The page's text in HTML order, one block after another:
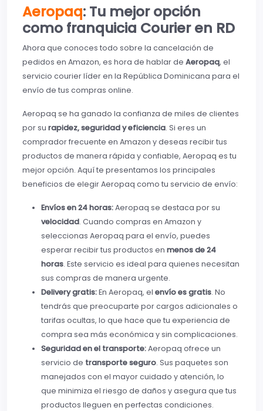
Aeropaq: Tu mejor opción
como franquicia Courier en RD
Ahora que conoces todo sobre la cancelación de
pedidos en Amazon, es hora de hablar de Aeropaq, el
servicio courier líder en la República Dominicana para el
envío de tus compras online.
Aeropaq se ha ganado la confianza de miles de clientes
por su rapidez, seguridad y eficiencia. Si eres un
comprador frecuente en Amazon y deseas recibir tus
productos de manera rápida y confiable, Aeropaq es tu
mejor opción. Aquí te presentamos los principales
beneficios de elegir Aeropaq como tu servicio de envío:
Envíos en 24 horas:Aeropaq se destaca por su
velocidad. Cuando compras en Amazon y
seleccionas Aeropaq para el envío, puedes
esperar recibir tus productos en menos de 24
horas. Este servicio es ideal para quienes necesitan
sus compras de manera urgente.
Delivery gratis:En Aeropaq, el envío es gratis. No
tendrás que preocuparte por cargos adicionales o
tarifas ocultas, lo que hace que tu experiencia de
compra sea más económica y sin complicaciones.
Seguridad en el transporte:Aeropaq ofrece un
servicio de transporte seguro. Sus paquetes son
manejados con el mayor cuidado y atención, lo
que minimiza el riesgo de daños y asegura que tus
productos lleguen en perfectas condiciones.